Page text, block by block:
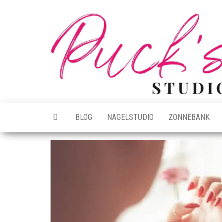
BLOG NAGELSTUDIO ZONNEBANK